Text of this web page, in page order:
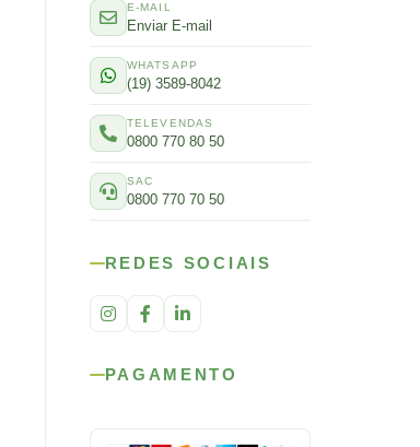
E-MAIL
Enviar E-mail
WHATSAPP
(19) 3589-8042
TELEVENDAS
0800 770 80 50
SAC
0800 770 70 50
REDES SOCIAIS
PAGAMENTO